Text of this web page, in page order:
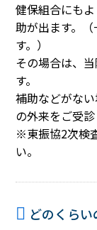
健保組合にも
助が出ます。
す。）
その場合は、
す。
補助などがな
の外来をご受
※東振協2次検
い。
どのくら